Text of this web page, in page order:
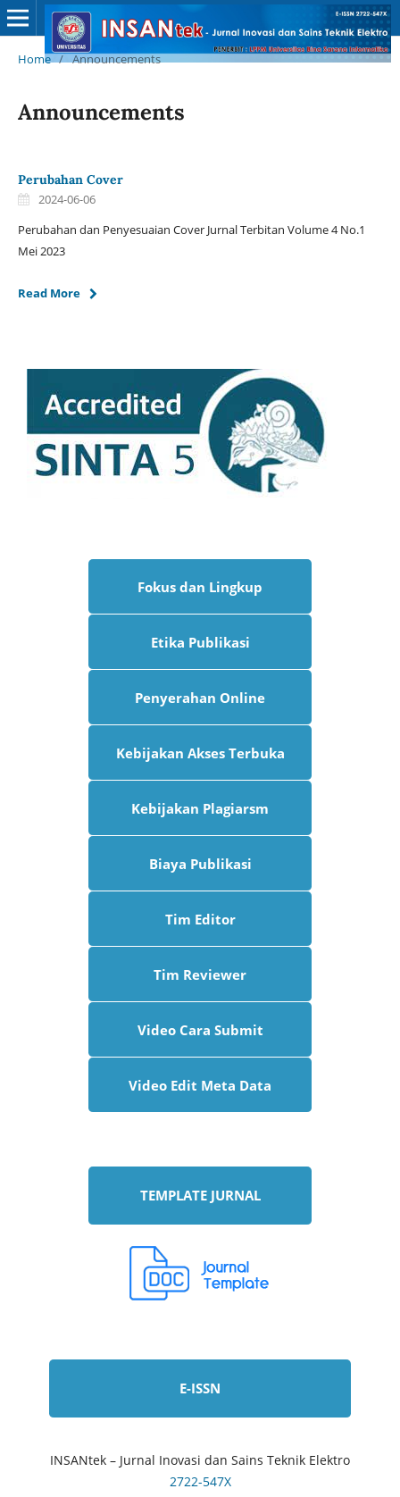
Home / Announcements
Announcements
Perubahan Cover
2024-06-06
Perubahan dan Penyesuaian Cover Jurnal Terbitan Volume 4 No.1
Mei 2023
Read More
Fokus dan Lingkup
Etika Publikasi
Penyerahan Online
Kebijakan Akses Terbuka
Kebijakan Plagiarsm
Biaya Publikasi
Tim Editor
Tim Reviewer
Video Cara Submit
Video Edit Meta Data
TEMPLATE JURNAL
E-ISSN
INSANtek – Jurnal Inovasi dan Sains Teknik Elektro
2722-547X